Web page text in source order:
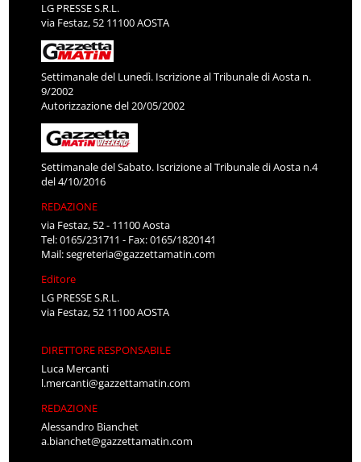
LG PRESSE S.R.L.
via Festaz, 52 11100 AOSTA
Settimanale del Lunedì. Iscrizione al Tribunale di Aosta n.
9/2002
Autorizzazione del 20/05/2002
Settimanale del Sabato. Iscrizione al Tribunale di Aosta n.4
del 4/10/2016
REDAZIONE
via Festaz, 52 - 11100 Aosta
Tel: 0165/231711 - Fax: 0165/1820141
Mail:segreteria@gazzettamatin.com
Editore
LG PRESSE S.R.L.
via Festaz, 52 11100 AOSTA
DIRETTORE RESPONSABILE
Luca Mercanti
l.mercanti@gazzettamatin.com
REDAZIONE
Alessandro Bianchet
a.bianchet@gazzettamatin.com